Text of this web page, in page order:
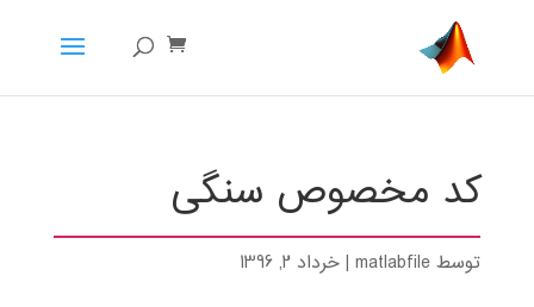
کد مخصوص سنگی
توسطmatlabfile
|خرداد 2, 1396